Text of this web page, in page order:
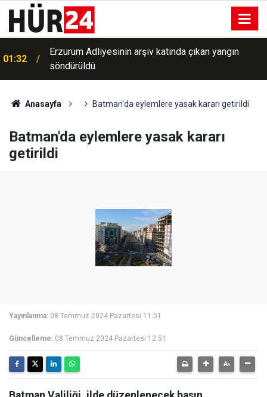
01:32
Erzurum Adliyesinin arşiv katında çıkan yangın
söndürüldü
Anasayfa Batman'da eylemlere yasak kararı getirildi
Batman'da eylemlere yasak kararı
getirildi
Yayınlanma: 08 Temmuz 2024 Pazartesi 11:51
Güncelleme: 08 Temmuz 2024 Pazartesi 12:51